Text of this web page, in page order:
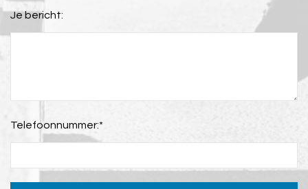
Je bericht:
Telefoonnummer:*